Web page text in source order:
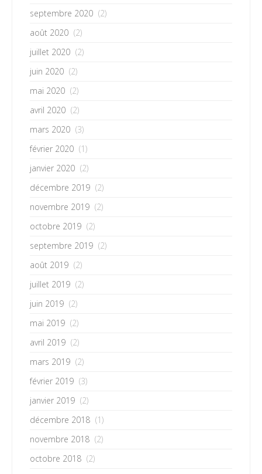
septembre 2020 (2)
août 2020 (2)
juillet 2020 (2)
juin 2020 (2)
mai 2020 (2)
avril 2020 (2)
mars 2020 (3)
février 2020 (1)
janvier 2020 (2)
décembre 2019 (2)
novembre 2019 (2)
octobre 2019 (2)
septembre 2019 (2)
août 2019 (2)
juillet 2019 (2)
juin 2019 (2)
mai 2019 (2)
avril 2019 (2)
mars 2019 (2)
février 2019 (3)
janvier 2019 (2)
décembre 2018 (1)
novembre 2018 (2)
octobre 2018 (2)